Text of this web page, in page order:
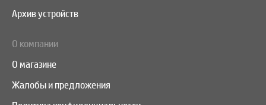
Архив устройств
О компании
О магазине
Жалобы и предложения